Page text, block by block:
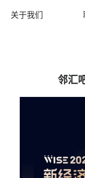
关于我们
邻汇